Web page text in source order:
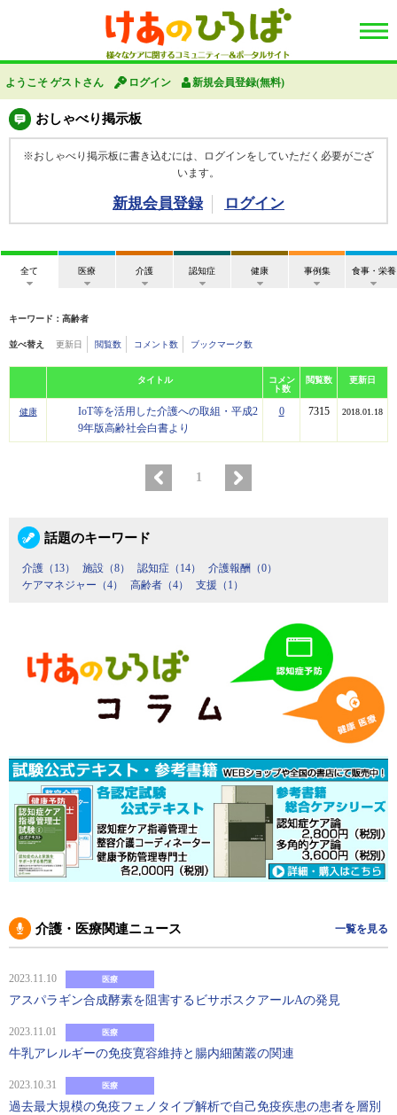
ようこそ ゲストさん ログイン 新規会員登録(無料)
おしゃべり掲示板
※おしゃべり掲示板に書き込むには、ログインをしていただく必要がござ
います。
新規会員登録 ログイン
全て 医療 介護 認知症 健康 事例集 食事・栄養
キーワード：高齢者
並べ替え 更新日 閲覧数 コメント数 ブックマーク数
タイトル
コメン
ト数
閲覧数 更新日
健康
IoT等を活用した介護への取組・平成2
9年版高齢社会白書より
0 7315 2018.01.18
1
話題のキーワード
介護（13） 施設（8） 認知症（14）
介護報酬（0）
ケアマネジャー（4）
高齢者（4） 支援（1）
介護・医療関連ニュース 一覧を見る
2023.11.10 医療
アスパラギン合成酵素を阻害するビサボスクアールAの発見
2023.11.01 医療
牛乳アレルギーの免疫寛容維持と腸内細菌叢の関連
2023.10.31 医療
過去最大規模の免疫フェノタイプ解析で自己免疫疾患の患者を層別